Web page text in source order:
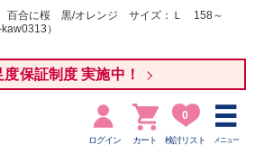
百合に桜 黒/オレンジ サイズ：Ｌ 158～
）
度保証制度 実施中！
ログイン カート
0
検討リスト メニュー